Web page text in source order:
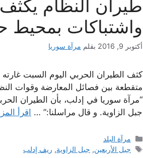
طيران النظام
واشتباكات بمحيط
أكتوبر 9, 2016 بقلم مرآة سوريا
كثف الطيران الحربي اليوم السبت
متقطعة بين فصائل المعارضة وقوات
جبل الزاوية. و قال مراسلنا:” …
اقرأ
التصنيفات
مرآة البلد
الوسوم
جبل الأربعين, جبل الزاوية, ريف إدلب